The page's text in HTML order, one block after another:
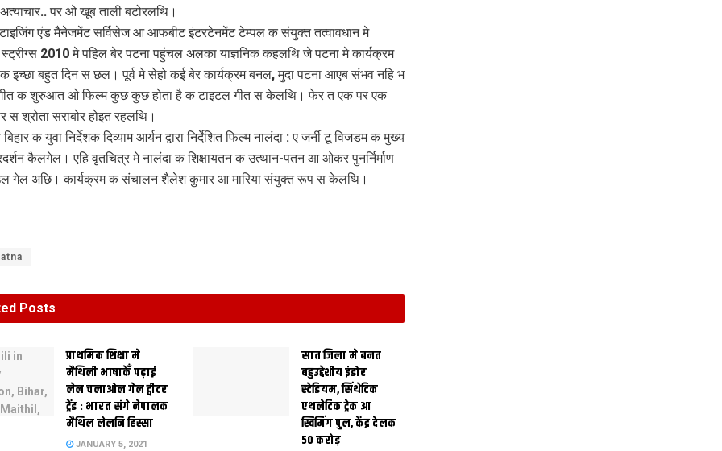
पर ओ खूब ताली बटोरलथि।
एंड मैनेजमेंट सर्विसेज आ आफबीट इंटरटेनमेंट टेम्पल क संयुक्त तत्वावधान मे
2010 मे पहिल बेर पटना पहुंचल अलका याज्ञनिक कहलथि जे पटना मे कार्यक्रम
इच्छा बहुत दिन स छल। पूर्व मे सेहो कई बेर कार्यक्रम बनल, मुदा पटना आएब संभव नहि भ
क शुरुआत ओ फिल्म कुछ कुछ होता है क टाइटल गीत स केलथि। फेर त एक पर एक
स श्रोता सराबोर होइत रहलथि।
बिहार क युवा निर्देशक दिव्याम आर्यन द्वारा निर्देशित फिल्म नालंदा : ए जर्नी टू विजडम क मुख्य
कैलगेल। एहि वृतचित्र मे नालंदा क शिक्षायतन क उत्थान-पतन आ ओकर पुनर्निर्माण
गेल अछि। कार्यक्रम क संचालन शैलेश कुमार आ मारिया संयुक्त रूप स केलथि।
Posts
प्राथमिक शि‍क्षा मे
मैथि‍ली भाषाकेँ पढ़ाई
लेल चलाओल गेल ट्वीटर
ट्रेंड : भारत संगे नेपालक
मैथिल लेलनि हिस्सा
JANUARY 5, 2021
सात जिला मे बनत
बहुउद्देशीय इंडोर
स्‍टेडि‍यम, सिंथेटिक
एथलेटिक ट्रेक आ
स्विमिंग पुल, केंद्र देलक
50 करोड़